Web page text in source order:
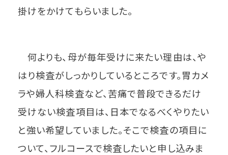
掛けをかけてもらいました。
何よりも、母が毎年受けに来たい理由は、や
はり検査がしっかりしているところです。胃カメ
ラや婦人科検査など、苦痛で普段できるだけ
受けない検査項目は、日本でなるべくやりたい
と強い希望していました。そこで検査の項目に
ついて、フルコースで検査したいと申し込みま